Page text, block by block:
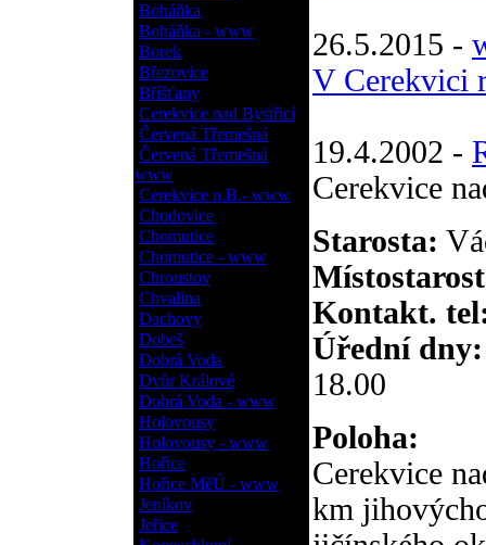
Boháňka
Boháňka - www
Borek
Březovice
Bříšťany
Cerekvice nad Bystřicí
Červená Třemešná
Červená Třemešná
www
Cerekvice n.B.- www
Chodovice
Chomutice
Chomutice - www
Chroustov
Chvalina
Dachovy
Dobeš
Dobrá Voda
Dvůr Králové
Dobrá Voda - www
Holovousy
Holovousy - www
Hořice
Hořice MěÚ - www
Jeníkov
Jeřice
26.5.2015 -
V Cerekvici
19.4.2002 -
Cerekvice
Starosta:
Kontakt.
Úřední dny:
18.00
Poloha:
Cerekvice
km